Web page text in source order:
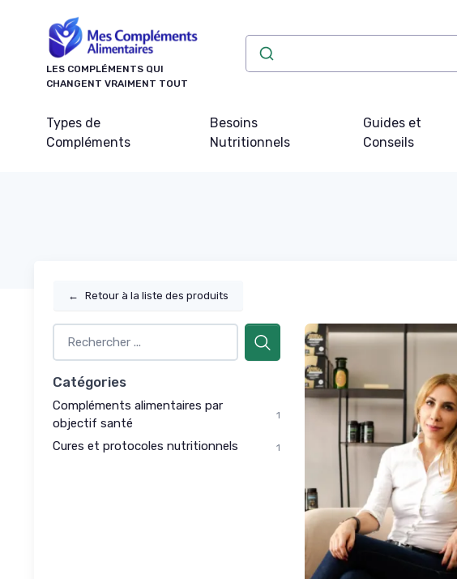
LES COMPLÉMENTS QUI
CHANGENT VRAIMENT TOUT
Types de
Compléments
Besoins
Nutritionnels
Guides et
Conseils
← Retour à la liste des produits
Catégories
Compléments alimentaires par
objectif santé
1
Cures et protocoles nutritionnels 1